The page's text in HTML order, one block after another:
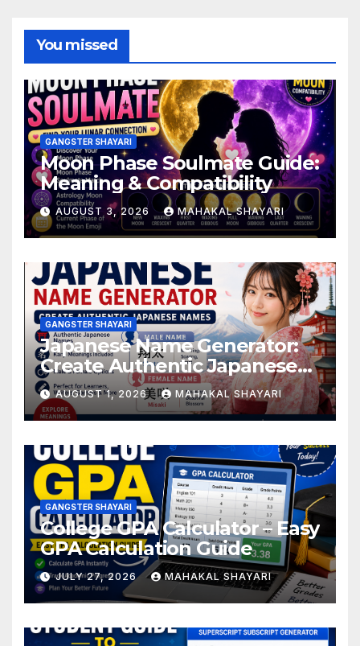
You missed
GANGSTER SHAYARI
Moon Phase Soulmate Guide:
Meaning & Compatibility
AUGUST 3, 2026 MAHAKAL SHAYARI
GANGSTER SHAYARI
Japanese Name Generator:
Create Authentic Japanese
Names
AUGUST 1, 2026 MAHAKAL SHAYARI
GANGSTER SHAYARI
College GPA Calculator – Easy
GPA Calculation Guide
JULY 27, 2026 MAHAKAL SHAYARI